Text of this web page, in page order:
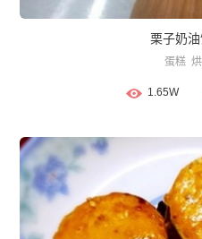
栗子奶
蛋糕
1.65W